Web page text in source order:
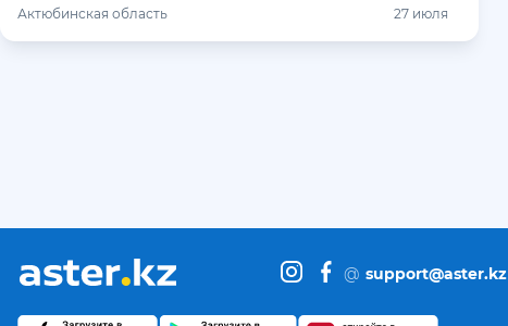
Актюбинская область 27 июля
@ support@aster.kz